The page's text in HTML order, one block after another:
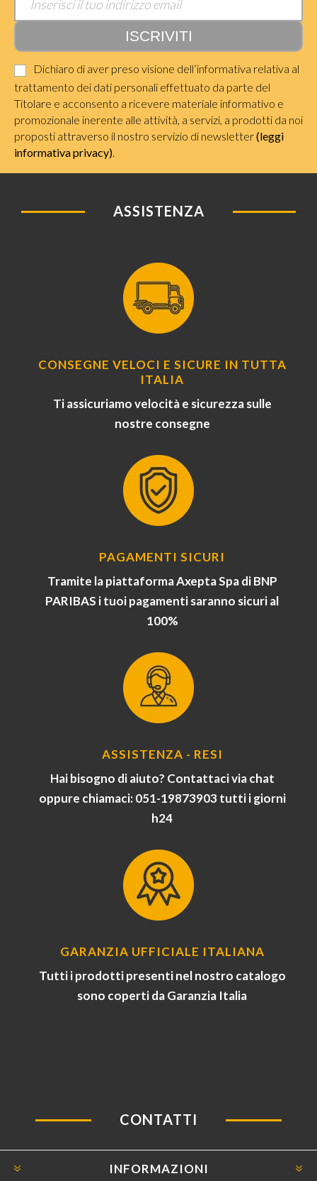
Dichiaro di aver preso visione dell’informativa relativa al
trattamento dei dati personali effettuato da parte del
Titolare e acconsento a ricevere materiale informativo e
promozionale inerente alle attività, a servizi, a prodotti da noi
proposti attraverso il nostro servizio di newsletter(leggi
informativa privacy).
ASSISTENZA
CONSEGNE VELOCI E SICURE IN TUTTA
ITALIA
Ti assicuriamo velocità e sicurezza sulle
nostre consegne
PAGAMENTI SICURI
Tramite la piattaforma Axepta Spa di BNP
PARIBAS i tuoi pagamenti saranno sicuri al
100%
ASSISTENZA - RESI
Hai bisogno di aiuto? Contattaci via chat
oppure chiamaci: 051-19873903 tutti i giorni
h24
GARANZIA UFFICIALE ITALIANA
Tutti i prodotti presenti nel nostro catalogo
sono coperti da Garanzia Italia
CONTATTI
INFORMAZIONI